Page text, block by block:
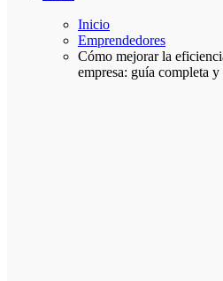
Inicio
Emprendedores
Cómo mejorar la
empresa: guía completa y